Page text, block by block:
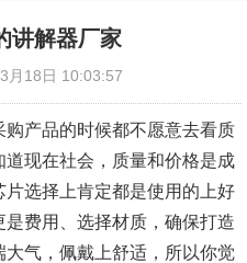
讲解器厂家
月18日 10:03:57
产品的时候都不愿意去看质
现在社会，质量和价格是成
选择上肯定都是使用的上好
费用、选择材质，确保打造
气，佩戴上舒适，所以你觉